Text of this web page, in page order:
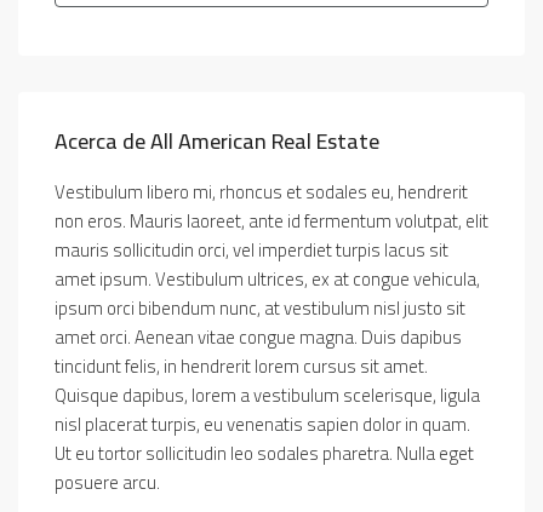
Acerca de All American Real Estate
Vestibulum libero mi, rhoncus et sodales eu, hendrerit
non eros. Mauris laoreet, ante id fermentum volutpat, elit
mauris sollicitudin orci, vel imperdiet turpis lacus sit
amet ipsum. Vestibulum ultrices, ex at congue vehicula,
ipsum orci bibendum nunc, at vestibulum nisl justo sit
amet orci. Aenean vitae congue magna. Duis dapibus
tincidunt felis, in hendrerit lorem cursus sit amet.
Quisque dapibus, lorem a vestibulum scelerisque, ligula
nisl placerat turpis, eu venenatis sapien dolor in quam.
Ut eu tortor sollicitudin leo sodales pharetra. Nulla eget
posuere arcu.